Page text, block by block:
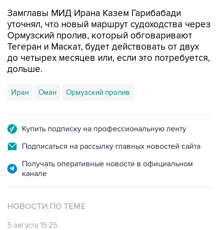
Замглавы МИД Ирана Казем Гарибабади
уточнял, что новый маршрут судоходства через
Ормузский пролив, который обговаривают
Тегеран и Маскат, будет действовать от двух
до четырех месяцев или, если это потребуется,
дольше.
Иран Оман Ормузский пролив
Купить подписку на профессиональную ленту
Подписаться на рассылку главных новостей сайта
Получать оперативные новости в официальном
канале
НОВОСТИ ПО ТЕМЕ
5 августа 15:25